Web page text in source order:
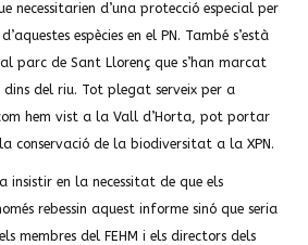
necessitarien d’una protecció especial per
espècies en el PN. També s’està
parc de Sant Llorenç que s’han marcat
dins del riu. Tot plegat serveix per a
hem vist a la Vall d’Horta, pot portar
conservació de la biodiversitat a la XPN.
en la necessitat de que els
rebessin aquest informe sinó que seria
membres del FEHM i els directors dels